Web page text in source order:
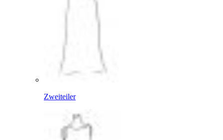
Zweiteiler